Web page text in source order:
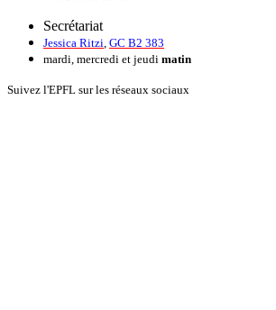
Secrétariat
Jessica Ritzi GC B2 383
mardi, mercredi et jeudi matin
Suivez l'EPFL sur les réseaux sociaux